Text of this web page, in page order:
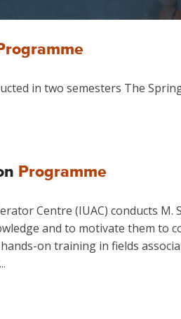
in two semesters The
Programme
Centre (IUAC) conducts
and to motivate them to
on training in fields